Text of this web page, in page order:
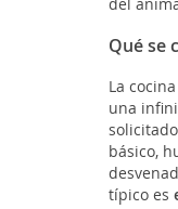
Qué se
La
una
básico,
típico es